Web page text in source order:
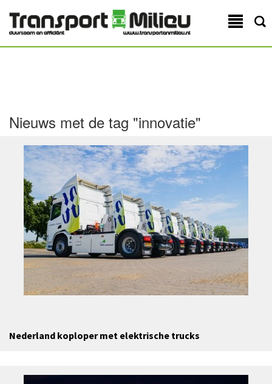
Nieuws met de tag "innovatie"
Nederland koploper met elektrische trucks